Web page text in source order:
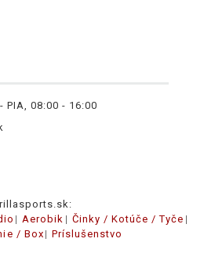
PIA, 08:00 - 16:00
Aerobik
Činky / Kotúče / Tyče
/ Box
Príslušenstvo